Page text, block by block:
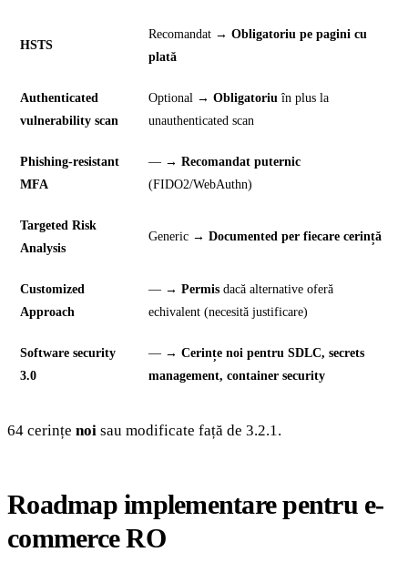
HSTS
Recomandat → Obligatoriu pe pagini cu
plată
Authenticated
vulnerability scan
Optional → Obligatoriu în plus la
unauthenticated scan
Phishing-resistant
MFA
— → Recomandat puternic
(FIDO2/WebAuthn)
Targeted Risk
Analysis
Generic → Documented per fiecare cerință
Customized
Approach
— → Permis dacă alternative oferă
echivalent (necesită justificare)
Software security
3.0
— → Cerințe noi pentru SDLC, secrets
management, container security
64 cerințe noi sau modificate față de 3.2.1.
Roadmap implementare pentru e-
commerce RO